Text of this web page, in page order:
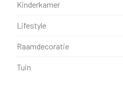
Kinderkamer
Lifestyle
Raamdecoratie
Tuin